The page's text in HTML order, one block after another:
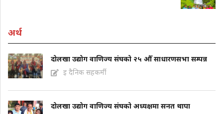
अर्थ
दोलखा उद्योग वाणिज्य संघको २५ औँ साधारणसभा सम्पन्न
इ दैनिक सहकर्मी
दोलखा उद्योग वाणिज्य संघको अध्यक्षमा सनत थापा